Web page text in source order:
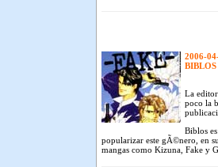
2006-
La
poco la
Biblos
popularizar este gÃ©nero, en
mangas como Kizuna, Fake y